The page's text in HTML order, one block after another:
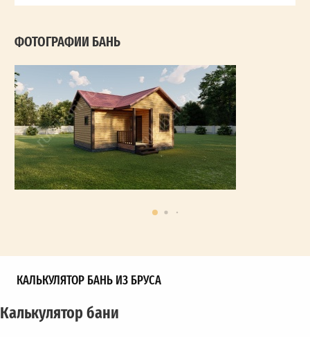
ФОТОГРАФИИ БАНЬ
КАЛЬКУЛЯТОР БАНЬ ИЗ БРУСА
Калькулятор бани